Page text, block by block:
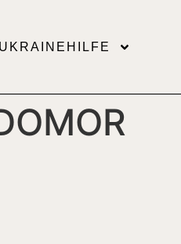
UKRAINEHILFE